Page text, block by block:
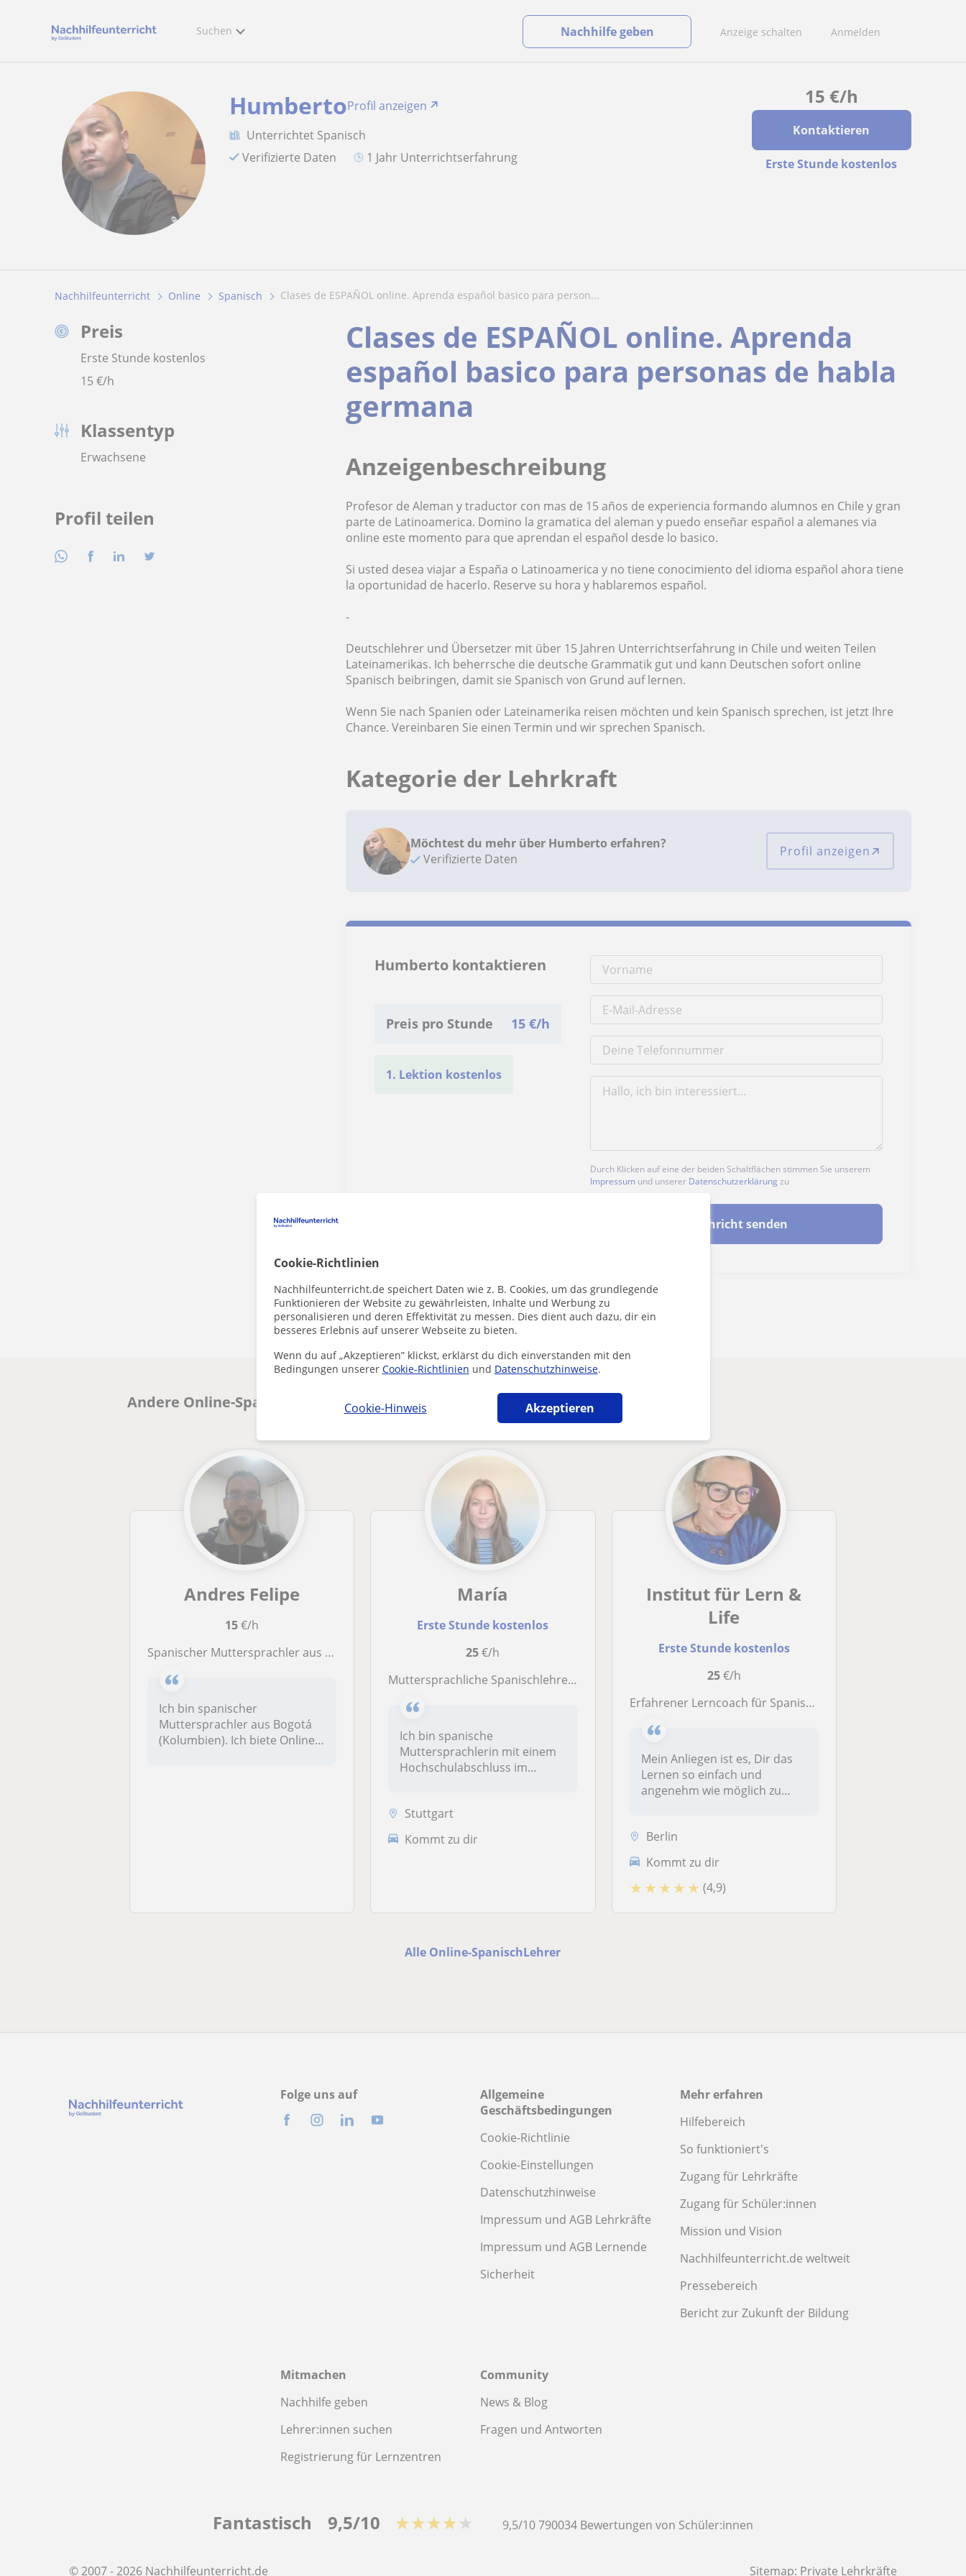
Cookie-Richtlinien
Nachhilfeunterricht.de speichert Daten wie z. B. Cookies, um das grundlegende
Funktionieren der Website zu gewährleisten, Inhalte und Werbung zu
personalisieren und deren Effektivität zu messen. Dies dient auch dazu, dir ein
besseres Erlebnis auf unserer Webseite zu bieten.
Wenn du auf „Akzeptieren” klickst, erklärst du dich einverstanden mit den
Bedingungen unserer Cookie-Richtlinien und Datenschutzhinweise.
Cookie-Hinweis Akzeptieren
Suchen Anzeige schalten Anmelden
Nachhilfe geben
15 €/h
Kontaktieren
Erste Stunde kostenlos
HumbertoProfil anzeigen
Unterrichtet Spanisch
Verifizierte Daten
1 Jahr Unterrichtserfahrung
Nachhilfeunterricht Online Spanisch Clases de ESPAÑOL online. Aprenda español basico para person...
Preis
Erste Stunde kostenlos
15€/h
Klassentyp
Erwachsene
Profil teilen
Clases de ESPAÑOL online. Aprenda
español basico para personas de habla
germana
Anzeigenbeschreibung
Profesor de Aleman y traductor con mas de 15 años de experiencia formando alumnos en Chile y gran
parte de Latinoamerica. Domino la gramatica del aleman y puedo enseñar español a alemanes via
online este momento para que aprendan el español desde lo basico.
Si usted desea viajar a España o Latinoamerica y no tiene conocimiento del idioma español ahora tiene
la oportunidad de hacerlo. Reserve su hora y hablaremos español.
-
Deutschlehrer und Übersetzer mit über 15 Jahren Unterrichtserfahrung in Chile und weiten Teilen
Lateinamerikas. Ich beherrsche die deutsche Grammatik gut und kann Deutschen sofort online
Spanisch beibringen, damit sie Spanisch von Grund auf lernen.
Wenn Sie nach Spanien oder Lateinamerika reisen möchten und kein Spanisch sprechen, ist jetzt Ihre
Chance. Vereinbaren Sie einen Termin und wir sprechen Spanisch.
Kategorie der Lehrkraft
Möchtest du mehr über Humberto erfahren?
Verifizierte Daten
Profil anzeigen
Humberto kontaktieren
Preis pro Stunde 15 €/h
1. Lektion kostenlos
Durch Klicken auf eine der beiden Schaltflächen stimmen Sie unserem
Impressum und unserer Datenschutzerklärung zu
Nachricht senden
Enthält dieses Profil einen Fehler? Melden
Andere Online-SpanischLehrer die dich interessieren könnten
Andres Felipe
15€/h
Spanischer Muttersprachler aus Bogotá bietet Online-Spanischunterricht für Anfänger und Mittelstufe an.
Ich bin spanischer
Muttersprachler aus Bogotá
(Kolumbien). Ich biete Online-
María
Erste Stunde kostenlos
25€/h
Muttersprachliche Spanischlehrerin – Online-Unterricht auf Englisch für alle Niveaus
Ich bin spanische
Muttersprachlerin mit einem
Hochschulabschluss im
Stuttgart
Kommt zu dir
Institut für Lern &
Life
Erste Stunde kostenlos
25€/h
Erfahrener Lerncoach für Spanisch und Französisch. Nachhilfelehrerin
Mein Anliegen ist es, Dir das
Lernen so einfach und
angenehm wie möglich zu
Berlin
Kommt zu dir
★ ★ ★ ★ ★ (4,9)
Alle Online-SpanischLehrer
Folge uns auf
Allgemeine
Geschäftsbedingungen
Cookie-Richtlinie
Cookie-Einstellungen
Datenschutzhinweise
Impressum und AGB Lehrkräfte
Impressum und AGB Lernende
Sicherheit
Mehr erfahren
Hilfebereich
So funktioniert's
Zugang für Lehrkräfte
Zugang für Schüler:innen
Mission und Vision
Nachhilfeunterricht.de weltweit
Pressebereich
Bericht zur Zukunft der Bildung
Mitmachen
Nachhilfe geben
Lehrer:innen suchen
Registrierung für Lernzentren
Community
News & Blog
Fragen und Antworten
Fantastisch 9,5/10 ★★★★★ 9,5/10790034 Bewertungen von Schüler:innen
© 2007 - 2026 Nachhilfeunterricht.de Sitemap: Private Lehrkräfte